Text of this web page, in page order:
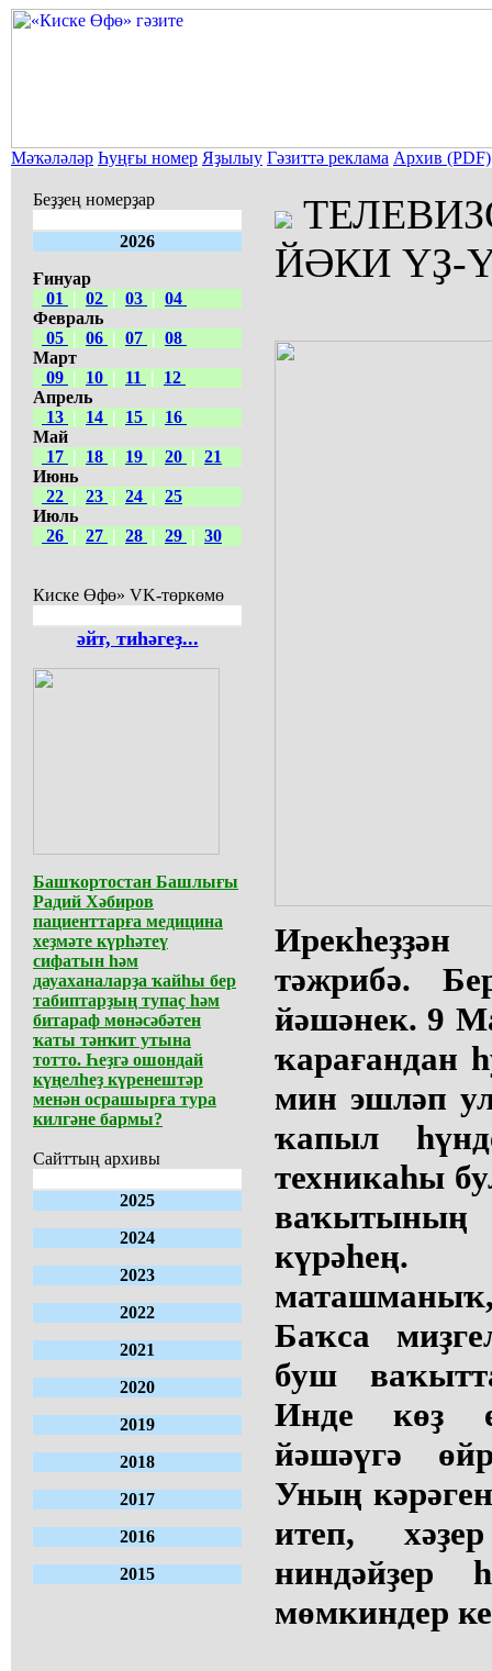
Мәҡәләләр Һуңғы номер Яҙылыу Гәзиттә реклама Архив (PDF)
Беҙҙең номерҙар
2026
Ғинуар
01
| 02 | 03 | 04
Февраль
05 | 06 | 07 | 08
Март
09 | 10 | 11 |
12
Апрель
13 | 14 | 15 |
16
Май
17 | 18 | 19 | 20 | 21
Июнь
22 | 23 | 24 | 25
Июль
26 | 27 | 28 | 29 | 30
Киске Өфө» VK-төркөмө
әйт, тиһәгеҙ...
Башҡортостан Башлығы
Радий Хәбиров
пациенттарға медицина
хеҙмәте күрһәтеү
сифатын һәм
дауаханаларҙа ҡайһы бер
табиптарҙың тупаҫ һәм
битараф мөнәсәбәтен
ҡаты тәнҡит утына
тотто. Һеҙгә ошондай
күңелһеҙ күренештәр
менән осрашырға тура
килгәне бармы?
Сайттың архивы
2025
2024
2023
2022
2021
2020
2019
2018
2017
2016
2015
ЙӘКИ ҮҘ-
тәжрибә.
йәшәнек. 9
ҡарағандан
мин эшләп
ҡапыл
техникаһы
ваҡытының
Баҡса
буш
Инде көҙ
йәшәүгә
Уның
итеп,
ниндәйҙер
мөмкиндер